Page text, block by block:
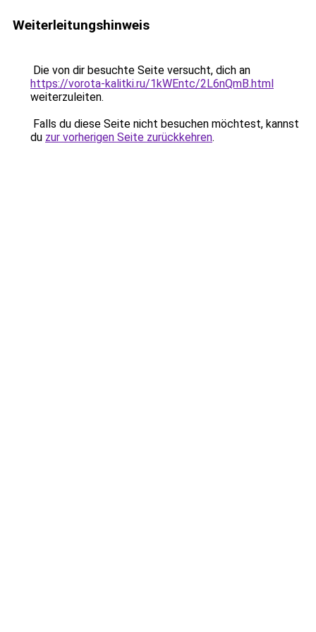
Weiterleitungshinweis
Die von dir besuchte Seite versucht, dich an
https://vorota-kalitki.ru/1kWEntc/2L6nQmB.html
weiterzuleiten.
Falls du diese Seite nicht besuchen möchtest, kannst
du zur vorherigen Seite zurückkehren.